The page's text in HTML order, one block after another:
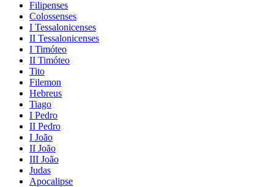
Filipenses
Colossenses
I Tessalonicenses
II Tessalonicenses
I Timóteo
II Timóteo
Tito
Filemon
Hebreus
Tiago
I Pedro
II Pedro
I João
II João
III João
Judas
Apocalipse